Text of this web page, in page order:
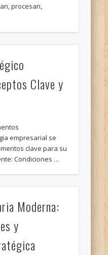
procesan,
Clave y
empresarial se
clave para su
Condiciones …
Moderna:
y